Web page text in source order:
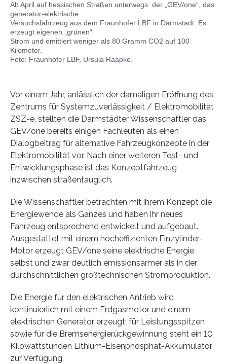
Ab April auf hessischen Straßen unterwegs: der „GEV/one“, das
generator-elektrische
Versuchsfahrzeug aus dem Fraunhofer LBF in Darmstadt. Es
erzeugt eigenen „grünen“
Strom und emittiert weniger als 80 Gramm CO2 auf 100
Kilometer.
Foto: Fraunhofer LBF, Ursula Raapke.
Vor einem Jahr, anlässlich der damaligen Eröffnung des
Zentrums für Systemzuverlässigkeit / Elektromobilität
ZSZ-e, stellten die Darmstädter Wissenschaftler das
GEV/one bereits einigen Fachleuten als einen
Dialogbeitrag für alternative Fahrzeugkonzepte in der
Elektromobilität vor. Nach einer weiteren Test- und
Entwicklungsphase ist das Konzeptfahrzeug
inzwischen straßentauglich.
Die Wissenschaftler betrachten mit ihrem Konzept die
Energiewende als Ganzes und haben ihr neues
Fahrzeug entsprechend entwickelt und aufgebaut.
Ausgestattet mit einem hocheffizienten Einzylinder-
Motor erzeugt GEV/one seine elektrische Energie
selbst und zwar deutlich emissionsärmer als in der
durchschnittlichen großtechnischen Stromproduktion.
Die Energie für den elektrischen Antrieb wird
kontinuierlich mit einem Erdgasmotor und einem
elektrischen Generator erzeugt; für Leistungsspitzen
sowie für die Bremsenergierückgewinnung steht ein 10
Kilowattstunden Lithium-Eisenphosphat-Akkumulator
zur Verfügung.